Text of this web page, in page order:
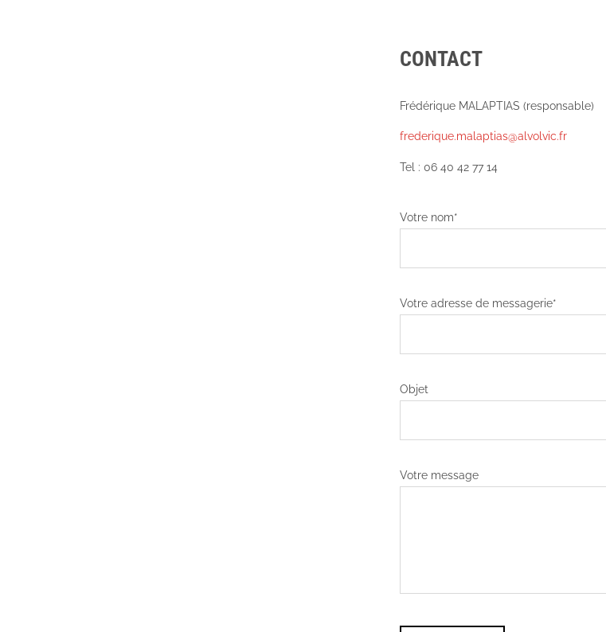
CONTACT
Frédérique MALAPTIAS (responsable)
frederique.malaptias@alvolvic.fr
Tel : 06 40 42 77 14
Votre nom*
Votre adresse de messagerie*
Objet
Votre message